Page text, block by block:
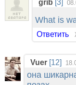
grib [3]
What is
Ответить
Vuer [12]
она